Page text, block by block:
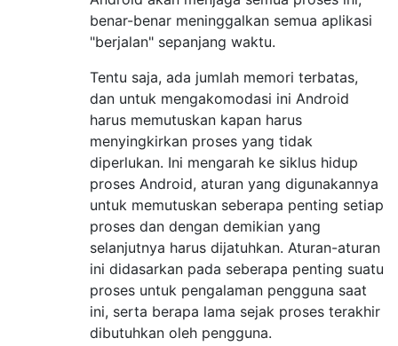
benar-benar meninggalkan semua aplikasi
"berjalan" sepanjang waktu.
Tentu saja, ada jumlah memori terbatas,
dan untuk mengakomodasi ini Android
harus memutuskan kapan harus
menyingkirkan proses yang tidak
diperlukan. Ini mengarah ke siklus hidup
proses Android, aturan yang digunakannya
untuk memutuskan seberapa penting setiap
proses dan dengan demikian yang
selanjutnya harus dijatuhkan. Aturan-aturan
ini didasarkan pada seberapa penting suatu
proses untuk pengalaman pengguna saat
ini, serta berapa lama sejak proses terakhir
dibutuhkan oleh pengguna.